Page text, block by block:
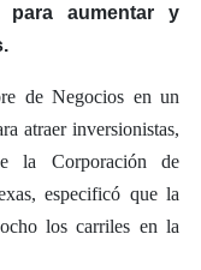
para aumentar y
de Negocios en un
atraer inversionistas,
la Corporación de
especificó que la
los carriles en la